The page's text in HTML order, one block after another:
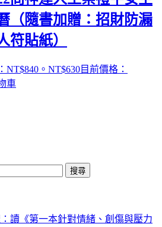
（隨書加贈：招財防漏
符貼紙）
NT$840。 NT$630目前價格：
車
讀《第一本針對情緒、創傷與壓力